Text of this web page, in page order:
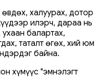
халуурах, дотор
илэрч, дараа нь
балартах,
таталт өгөх, хий юм
байна.
хүмүүс "эмнэлэгт